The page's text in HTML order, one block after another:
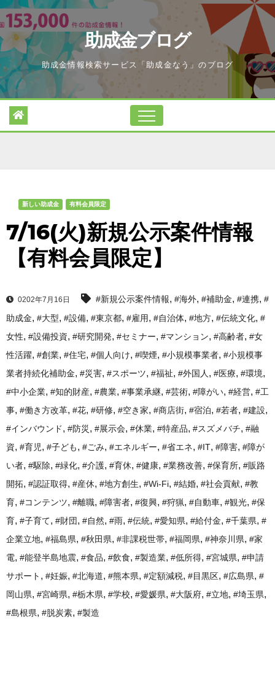
Skip
to
content
助成金ブログ
助成金情報検索サービス「助成金なう」のブログ
新しい助成金 有料会員限定
7/16(火)新規公示案件情報
【有料会員限定】
0202年7月16日 #新規公示案件情報, #海外, #補助金, #連携, #
助成金, #大型, #設備, #東京都, #雇用, #自治体, #地方, #伝統文化, #
女性, #設備投資, #研究開発, #セミナー, #マンション, #高齢者, #女
性活躍, #創業, #住宅, #個人向け, #喫煙, #小規模事業者, #小規模事
業者持続化補助金, #災害, #スポーツ, #福祉, #外国人, #医療, #環境,
#中小企業, #知的財産, #農業, #事業承継, #芸術, #障がい, #経営, #工
事, #働き方改革, #花, #研修, #空き家, #商店街, #宿泊, #若者, #建設,
#インバウンド, #防災, #展示会, #休業, #特産品, #スズメバチ, #融
資, #育児, #子ども, #ごみ, #エネルギー, #省エネ, #IT, #障害, #障が
い者, #駆除, #緑化, #介護, #育休, #健康, #業務改善, #保育所, #販路
開拓, #認証取得, #産休, #地方創生, #Wi-Fi, #結婚, #社会貢献, #教
育, #コンテンツ, #離職, #障害者, #復興, #狩猟, #自動車, #観光, #保
育, #子育て, #財団, #自然, #雨, #伝統, #愛知県, #給付金, #千葉県, #
企業立地, #福島県, #秋田県, #非課税世帯, #福岡県, #神奈川県, #家
電, #能登半島地震, #食品, #飲食, #製造業, #低所得, #宮城県, #申請
サポート , #妊娠, #北海道, #熊本県, #定額減税, #目黒区, #広島県, #
岡山県, #宮崎県, #栃木県, #学校, #愛媛県, #大阪府, #立地, #埼玉県,
#島根県, #脱炭素, #製造